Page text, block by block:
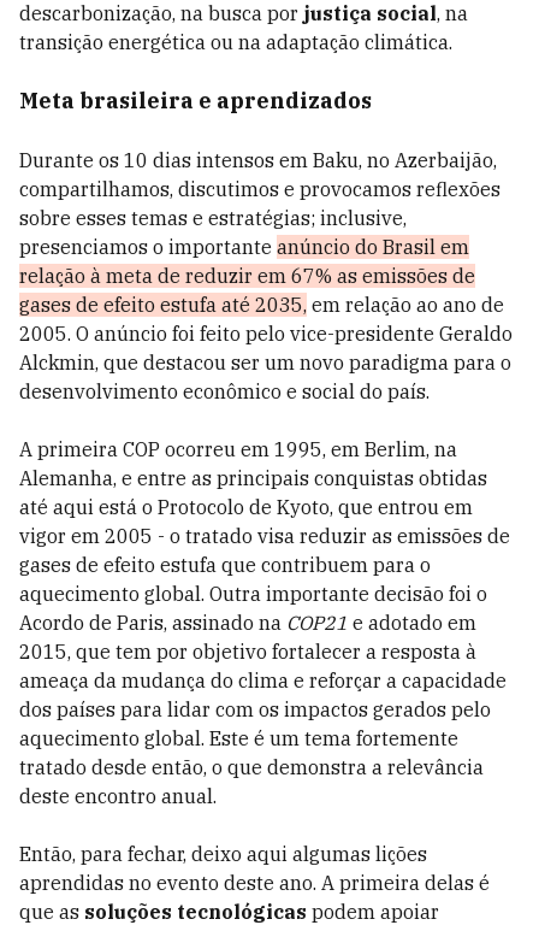
descarbonização, na busca por justiça social, na
transição energética ou na adaptação climática.
Meta brasileira e aprendizados
Durante os 10 dias intensos em Baku, no Azerbaijão,
compartilhamos, discutimos e provocamos reflexões
sobre esses temas e estratégias; inclusive,
presenciamos o importante anúncio do Brasil em
relação à meta de reduzir em 67% as emissões de
gases de efeito estufa até 2035, em relação ao ano de
2005. O anúncio foi feito pelo vice-presidente Geraldo
Alckmin, que destacou ser um novo paradigma para o
desenvolvimento econômico e social do país.
A primeira COP ocorreu em 1995, em Berlim, na
Alemanha, e entre as principais conquistas obtidas
até aqui está o Protocolo de Kyoto, que entrou em
vigor em 2005 - o tratado visa reduzir as emissões de
gases de efeito estufa que contribuem para o
aquecimento global. Outra importante decisão foi o
Acordo de Paris, assinado na COP21 e adotado em
2015, que tem por objetivo fortalecer a resposta à
ameaça da mudança do clima e reforçar a capacidade
dos países para lidar com os impactos gerados pelo
aquecimento global. Este é um tema fortemente
tratado desde então, o que demonstra a relevância
deste encontro anual.
Então, para fechar, deixo aqui algumas lições
aprendidas no evento deste ano. A primeira delas é
que as soluções tecnológicas podem apoiar